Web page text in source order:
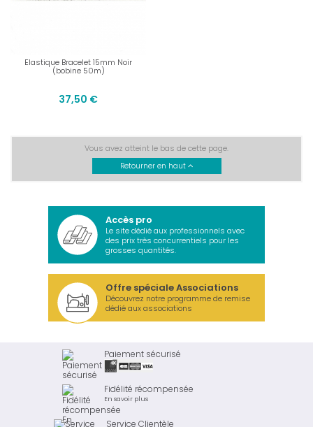
Elastique Bracelet 15mm Noir
(bobine 50m)
37,50 €
Vous avez atteint le bas de cette page.
Retourner en haut
Accès pro
Le site dédié aux professionnels avec
des prix très concurrentiels pour les
grosses quantités.
Offre spéciale Associations
Découvrez notre programme de remise
dédié aux associations
Paiement sécurisé
Fidélité récompensée
En savoir plus
Service Clientèle